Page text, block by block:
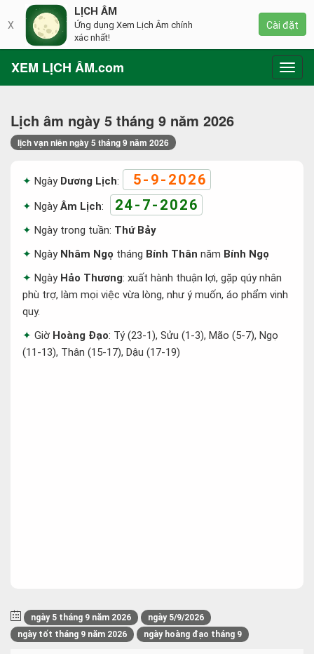
XEM LỊCH ÂM.com
Lịch âm ngày 5 tháng 9 năm 2026
lịch vạn niên ngày 5 tháng 9 năm 2026
Ngày Dương Lịch: 5-9-2026
NgàyÂm Lịch: 24-7-2026
Ngày trong tuần: Thứ Bảy
Ngày Nhâm Ngọ tháng Bính Thân năm Bính Ngọ
Ngày Hảo Thương: xuất hành thuận lợi, gặp qúy nhân
phù trợ, làm mọi việc vừa lòng, như ý muốn, áo phẩm vinh
quy.
Giờ Hoàng Đạo: Tý (23-1), Sửu (1-3), Mão (5-7), Ngọ
(11-13), Thân (15-17), Dậu (17-19)
ngày 5 tháng 9 năm 2026
ngày 5/9/2026
ngày tốt tháng 9 năm 2026
ngày hoàng đạo tháng 9
X
LỊCH ÂM
Ứng dụng Xem Lịch Âm chính
xác nhất!
Cài đặt